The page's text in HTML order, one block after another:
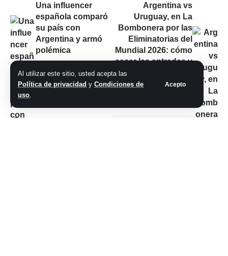
Al utilizar este sitio, usted acepta las
Política de privacidad y Condiciones de
uso.
Acepto
Una influencer
española comparó
su país con
Argentina y armó
polémica
Argentina vs
Uruguay, en La
Bombonera por las
Eliminatorias del
Mundial 2026: cómo
sacar las entradas y
qué precio tienen